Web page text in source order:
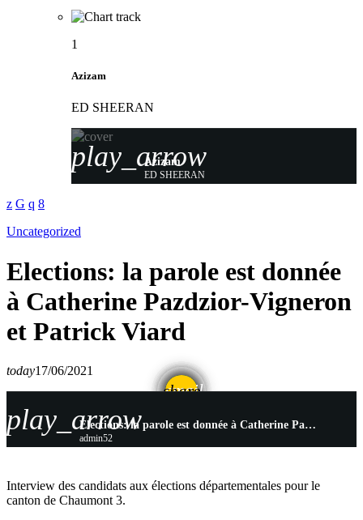
1
Azizam
ED SHEERAN
play_arrow
Azizam
ED SHEERAN
Uncategorized
Elections: la parole est donnée
à Catherine Pazdzior-Vigneron
et Patrick Viard
today17/06/2021
share
email
play_arrow Elections: la parole est donnée à Catherine Pazdzior-Vigneron et Patrick Viard
admin52
Interview des candidats aux élections départementales pour le
canton de Chaumont 3.